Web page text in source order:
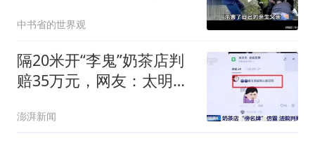
中书省的世界观
隔20米开“李鬼”奶茶店判
赔35万元，网友：太明目
澎湃新闻